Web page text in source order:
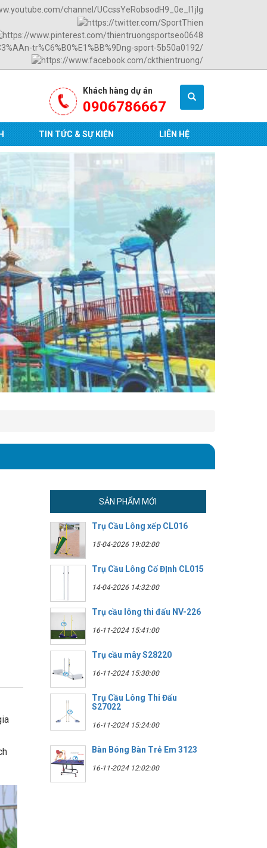
Khách hàng dự án
0906786667
TIN TỨC & SỰ KIỆN LIÊN HỆ
SẢN PHẨM MỚI
Trụ Cầu Lông xếp CL016
15-04-2026 19:02:00
Trụ Cầu Lông Cố ĐỊnh CL015
14-04-2026 14:32:00
Trụ cầu lông thi đấu NV-226
16-11-2024 15:41:00
Trụ cầu mây S28220
16-11-2024 15:30:00
Trụ Cầu Lông Thi Đấu
S27022
16-11-2024 15:24:00
Bàn Bóng Bàn Trẻ Em 3123
16-11-2024 12:02:00